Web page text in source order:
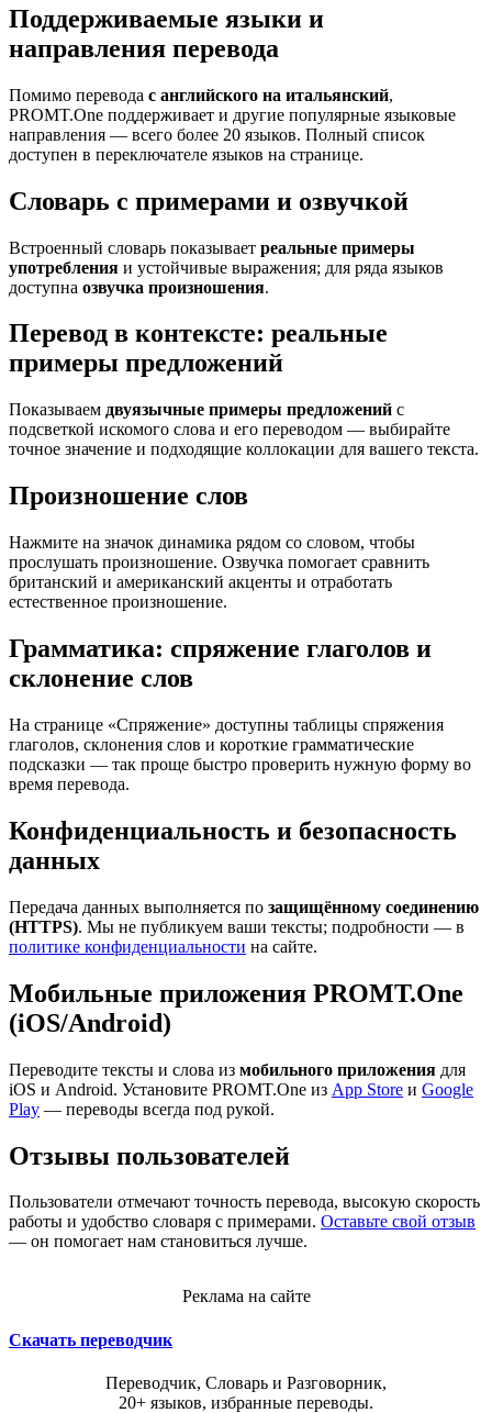
Поддерживаемые языки и
направления перевода
Помимо перевода с английского на итальянский,
PROMT.One поддерживает и другие популярные языковые
направления — всего более 20 языков. Полный список
доступен в переключателе языков на странице.
Словарь с примерами и озвучкой
Встроенный словарь показывает реальные примеры
употребления и устойчивые выражения; для ряда языков
доступна озвучка произношения.
Перевод в контексте: реальные
примеры предложений
Показываем двуязычные примеры предложений с
подсветкой искомого слова и его переводом — выбирайте
точное значение и подходящие коллокации для вашего текста.
Произношение слов
Нажмите на значок динамика рядом со словом, чтобы
прослушать произношение. Озвучка помогает сравнить
британский и американский акценты и отработать
естественное произношение.
Грамматика: спряжение глаголов и
склонение слов
На странице «Спряжение» доступны таблицы спряжения
глаголов, склонения слов и короткие грамматические
подсказки — так проще быстро проверить нужную форму во
время перевода.
Конфиденциальность и безопасность
данных
Передача данных выполняется по защищённому соединению
(HTTPS). Мы не публикуем ваши тексты; подробности — в
политике конфиденциальности на сайте.
Мобильные приложения PROMT.One
(iOS/Android)
Переводите тексты и слова из мобильного приложения для
iOS и Android. Установите PROMT.One из App Store и Google
Play — переводы всегда под рукой.
Отзывы пользователей
Пользователи отмечают точность перевода, высокую скорость
работы и удобство словаря с примерами. Оставьте свой отзыв
— он помогает нам становиться лучше.
Реклама на сайте
Скачать переводчик
Переводчик, Словарь и Разговорник,
20+ языков, избранные переводы.